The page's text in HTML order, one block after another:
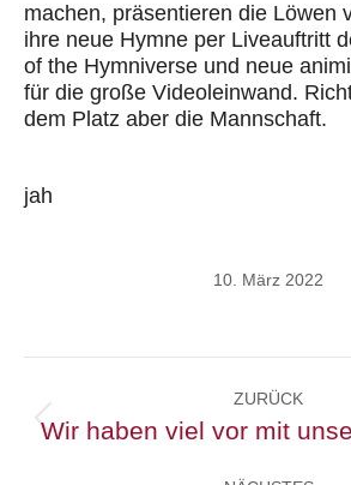
machen, präsentieren die Löwen
ihre neue Hymne per Liveauftritt
of the Hymniverse und neue
für die große Videoleinwand.
dem Platz aber die Mannschaft.
jah
10. März 2022
ZURÜCK
Wir haben viel vor mit